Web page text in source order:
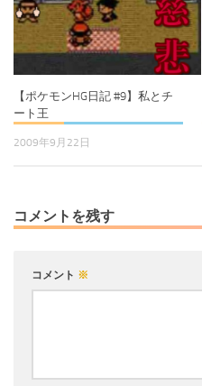
【ポケモンHG日記 #9】私とチ
ート王
2009年9月22日
コメントを残す
コメント ※